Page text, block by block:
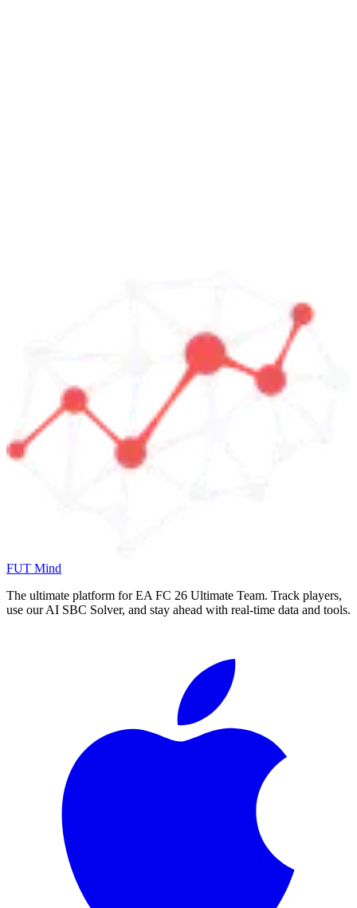
FUT Mind
The ultimate platform for EA FC 26 Ultimate Team. Track players,
use our AI SBC Solver, and stay ahead with real-time data and tools.